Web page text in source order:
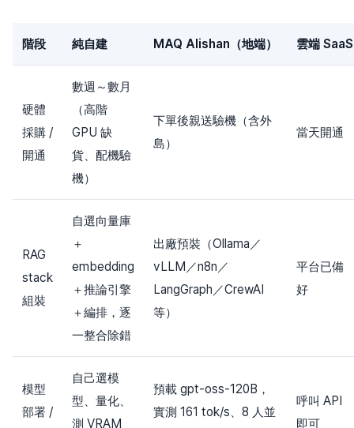
階段 純自建 MAQ Alishan（地端） 雲端 SaaS
硬體
採購 /
開通
數週～數月
（高階
GPU 缺
貨、配機驗
機）
下單後親送驗機（含外
島）
當天開通
RAG
stack
組裝
自選向量庫
＋
embedding
＋推論引擎
＋編排，逐
一整合除錯
出廠預裝（Ollama／
vLLM／n8n／
LangGraph／CrewAI
等）
平台已備
好
模型
部署 /
自己選模
型、量化、
測 VRAM
預載 gpt-oss-120B，
實測 161 tok/s、8 人並
呼叫 API
即可